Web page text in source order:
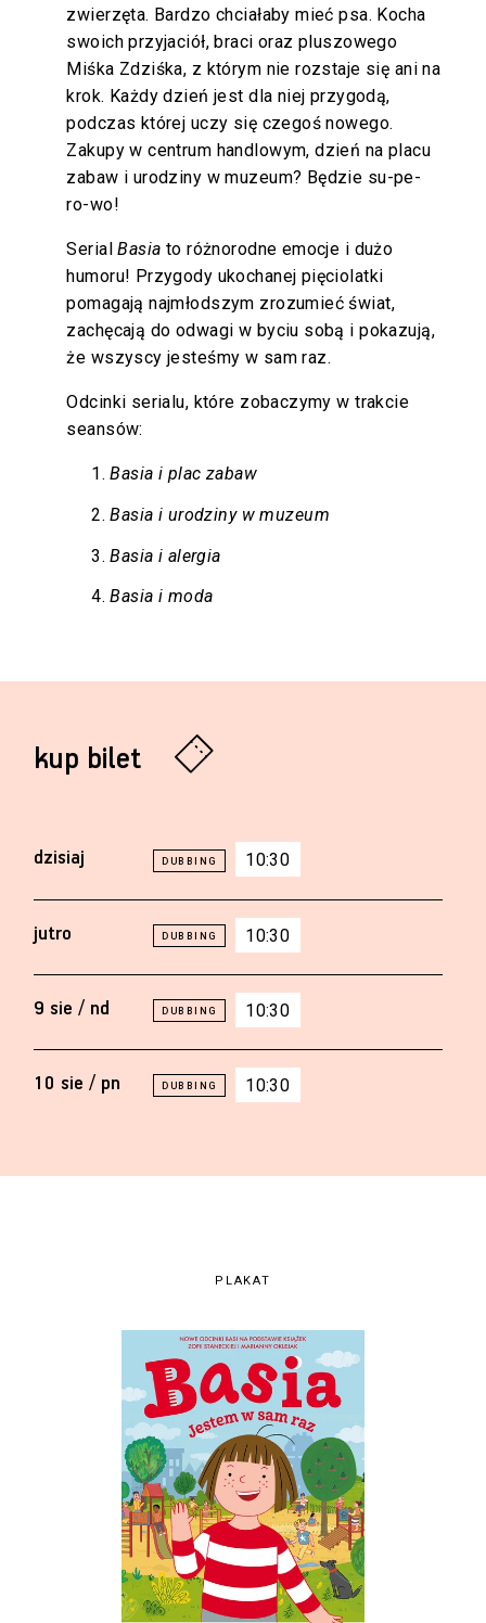
kup bilet
dzisiaj 10:30
jutro 10:30
9 sie / nd 10:30
10 sie / pn 10:30
PLAKAT
zwierzęta. Bardzo chciałaby mieć psa. Kocha
swoich przyjaciół, braci oraz pluszowego
Miśka Zdziśka, z którym nie rozstaje się ani na
krok. Każdy dzień jest dla niej przygodą,
podczas której uczy się czegoś nowego.
Zakupy w centrum handlowym, dzień na placu
zabaw i urodziny w muzeum? Będzie su-pe-
ro-wo!
SerialBasia to różnorodne emocje i dużo
humoru! Przygody ukochanej pięciolatki
pomagają najmłodszym zrozumieć świat,
zachęcają do odwagi w byciu sobą i pokazują,
że wszyscy jesteśmy w sam raz.
Odcinki serialu, które zobaczymy w trakcie
seansów:
Basia i plac zabaw
Basia i urodziny w muzeum
Basia i alergia
Basia i moda